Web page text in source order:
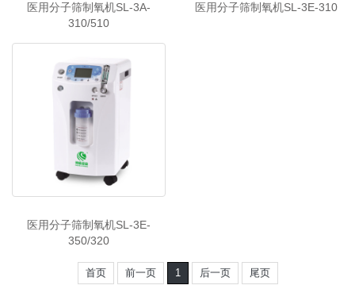
医用分子筛制氧机SL-3A-
310/510
医用分子筛制氧机SL-3E-310
医用分子筛制氧机SL-3E-
350/320
首页 前一页 1 后一页 尾页